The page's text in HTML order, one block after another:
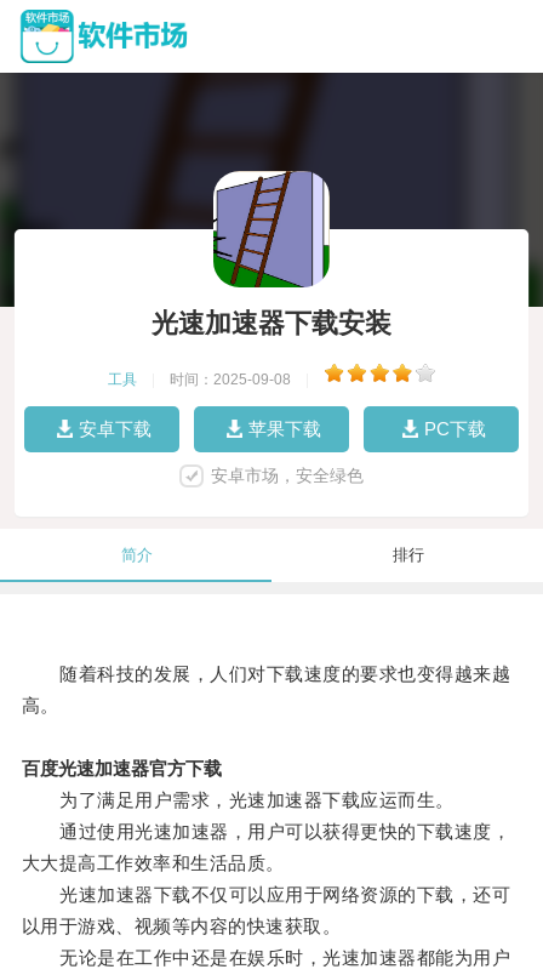
光速加速器下载安装
工具 时间：2025-09-08
安卓下载 苹果下载 PC下载
安卓市场，安全绿色
简介 排行
随着科技的发展，人们对下载速度的要求也变得越来越
高。
百度光速加速器官方下载
为了满足用户需求，光速加速器下载应运而生。
通过使用光速加速器，用户可以获得更快的下载速度，
大大提高工作效率和生活品质。
光速加速器下载不仅可以应用于网络资源的下载，还可
以用于游戏、视频等内容的快速获取。
无论是在工作中还是在娱乐时，光速加速器都能为用户